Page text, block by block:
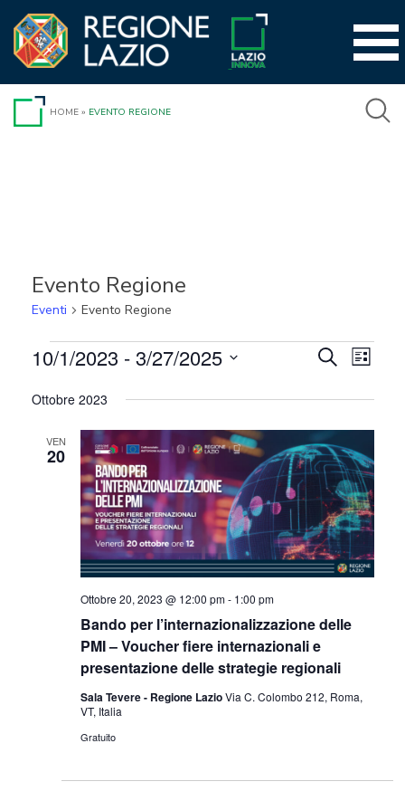
contenuto
HOME » EVENTO REGIONE
Evento Regione
Eventi Evento Regione
Eventi
Eventi
Ricerca
e
viste
Cerca Lista
10/1/2023 - 3/27/2025
la
Ottobre 2023
VEN
20
Bando per l’internazionalizzazione delle
PMI – Voucher fiere internazionali e
presentazione delle strategie regionali
Ottobre 20, 2023 @ 12:00 pm- 1:00 pm
Sala Tevere - Regione LazioVia C. Colombo 212, Roma,
VT, Italia
Gratuito